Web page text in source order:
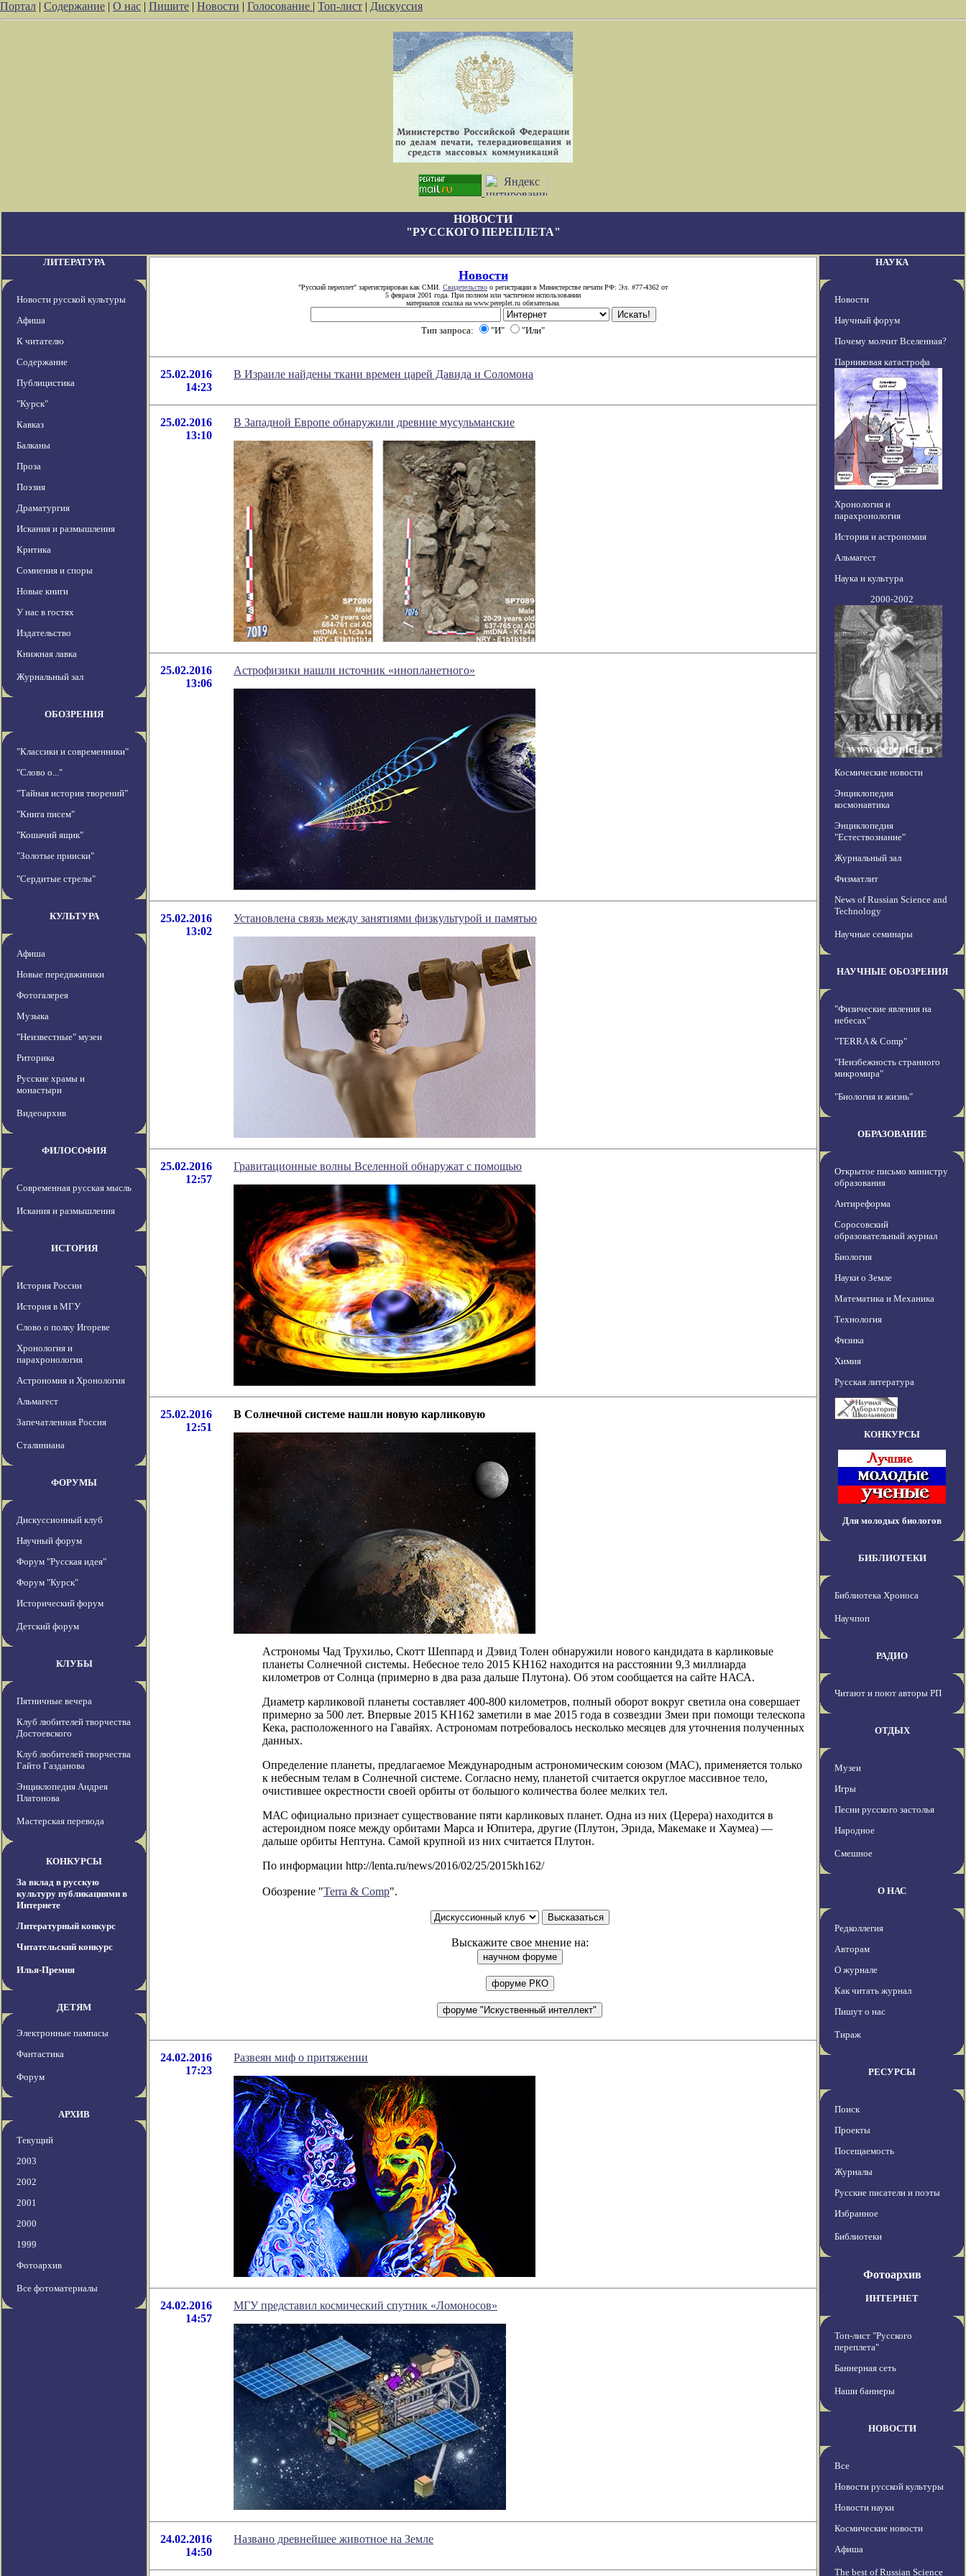
Портал | Содержание | О нас | Пишите | Новости | Голосование | Топ-лист | Дискуссия
НОВОСТИ
"РУССКОГО ПЕРЕПЛЕТА"
ЛИТЕРАТУРА
Новости русской культуры
Афиша
К читателю
Содержание
Публицистика
"Курск"
Кавказ
Балканы
Проза
Поэзия
Драматургия
Искания и размышления
Критика
Сомнения и споры
Новые книги
У нас в гостях
Издательство
Книжная лавка
Журнальный зал
ОБОЗРЕНИЯ
"Классики и современники"
"Слово о..."
"Тайная история творений"
"Книга писем"
"Кошачий ящик"
"Золотые прииски"
"Сердитые стрелы"
КУЛЬТУРА
Афиша
Новые передвжиники
Фотогалерея
Музыка
"Неизвестные" музеи
Риторика
Русские храмы и
монастыри
Видеоархив
ФИЛОСОФИЯ
Современная русская мысль
Искания и размышления
ИСТОРИЯ
История России
История в МГУ
Слово о полку Игореве
Хронология и
парахронология
Астрономия и Хронология
Альмагест
Запечатленная Россия
Сталиниана
ФОРУМЫ
Дискуссионный клуб
Научный форум
Форум "Русская идея"
Форум "Курск"
Исторический форум
Детский форум
КЛУБЫ
Пятничные вечера
Клуб любителей творчества
Достоевского
Клуб любителей творчества
Гайто Газданова
Энциклопедия Андрея
Платонова
Мастерская перевода
КОНКУРСЫ
За вклад в русскую
культуру публикациями в
Интернете
Литературный конкурс
Читательский конкурс
Илья-Премия
ДЕТЯМ
Электронные пампасы
Фантастика
Форум
АРХИВ
Текущий
2003
2002
2001
2000
1999
Фотоархив
Все фотоматериалы
Новости
"Русский переплет" зарегистрирован как СМИ. Свидетельство о регистрации в Министерстве печати РФ: Эл. #77-4362 от
5 февраля 2001 года. При полном или частичном использовании
материалов ссылка на www.pereplet.ru обязательна.
Тип запроса: "И" "Или"
25.02.2016
14:23
В Израиле найдены ткани времен царей Давида и Соломона
25.02.2016
13:10
В Западной Европе обнаружили древние мусульманские
25.02.2016
13:06
Астрофизики нашли источник «инопланетного»
25.02.2016
13:02
Установлена связь между занятиями физкультурой и памятью
25.02.2016
12:57
Гравитационные волны Вселенной обнаружат с помощью
25.02.2016
12:51
В Солнечной системе нашли новую карликовую
Астрономы Чад Трухильо, Скотт Шеппард и Дэвид Толен обнаружили нового кандидата в карликовые
планеты Солнечной системы. Небесное тело 2015 KH162 находится на расстоянии 9,3 миллиарда
километров от Солнца (примерно в два раза дальше Плутона). Об этом сообщается на сайте НАСА.
Диаметр карликовой планеты составляет 400-800 километров, полный оборот вокруг светила она совершает
примерно за 500 лет. Впервые 2015 KH162 заметили в мае 2015 года в созвездии Змеи при помощи телескопа
Кека, расположенного на Гавайях. Астрономам потребовалось несколько месяцев для уточнения полученных
данных.
Определение планеты, предлагаемое Международным астрономическим союзом (МАС), применяется только
к небесным телам в Солнечной системе. Согласно нему, планетой считается округлое массивное тело,
очистившее окрестности своей орбиты от большого количества более мелких тел.
МАС официально признает существование пяти карликовых планет. Одна из них (Церера) находится в
астероидном поясе между орбитами Марса и Юпитера, другие (Плутон, Эрида, Макемаке и Хаумеа) —
дальше орбиты Нептуна. Самой крупной из них считается Плутон.
По информации http://lenta.ru/news/2016/02/25/2015kh162/
Обозрение "Terra & Comp".
Выскажите свое мнение на:
24.02.2016
17:23
Развеян миф о притяжении
24.02.2016
14:57
МГУ представил космический спутник «Ломоносов»
24.02.2016
14:50
Названо древнейшее животное на Земле
НАУКА
Новости
Научный форум
Почему молчит Вселенная?
Парниковая катастрофа
Хронология и
парахронология
История и астрономия
Альмагест
Наука и культура
2000-2002
Космические новости
Энциклопедия
космонавтика
Энциклопедия
"Естествознание"
Журнальный зал
Физматлит
News of Russian Science and
Technology
Научные семинары
НАУЧНЫЕ ОБОЗРЕНИЯ
"Физические явления на
небесах"
"TERRA & Comp"
"Неизбежность странного
микромира"
"Биология и жизнь"
ОБРАЗОВАНИЕ
Открытое письмо министру
образования
Антиреформа
Соросовский
образовательный журнал
Биология
Науки о Земле
Математика и Механика
Технология
Физика
Химия
Русская литература
КОНКУРСЫ
Для молодых биологов
БИБЛИОТЕКИ
Библиотека Хроноса
Научпоп
РАДИО
Читают и поют авторы РП
ОТДЫХ
Музеи
Игры
Песни русского застолья
Народное
Смешное
О НАС
Редколлегия
Авторам
О журнале
Как читать журнал
Пишут о нас
Тираж
РЕСУРСЫ
Поиск
Проекты
Посещаемость
Журналы
Русские писатели и поэты
Избранное
Библиотеки
Фотоархив
ИНТЕРНЕТ
Топ-лист "Русского
переплета"
Баннерная сеть
Наши баннеры
НОВОСТИ
Все
Новости русской культуры
Новости науки
Космические новости
Афиша
The best of Russian Science